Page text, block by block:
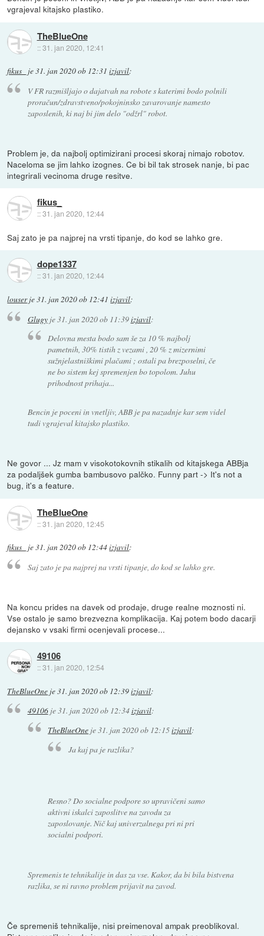
vgrajeval kitajsko plastiko.
TheBlueOne
::31. jan 2020, 12:41
fikus_ je31. jan 2020 ob 12:31 izjavil:
V FR razmišljajo o dajatvah na robote s katerimi bodo polnili
proračun/zdravstveno/pokojninsko zavarovanje namesto
zaposlenih, ki naj bi jim delo "odžrl" robot.
Problem je, da najbolj optimizirani procesi skoraj nimajo robotov.
Naceloma se jim lahko izognes. Ce bi bil tak strosek nanje, bi pac
integrirali vecinoma druge resitve.
fikus_
::31. jan 2020, 12:44
Saj zato je pa najprej na vrsti tipanje, do kod se lahko gre.
dope1337
::31. jan 2020, 12:44
louserje31. jan 2020 ob 12:41 izjavil:
Glugyje31. jan 2020 ob 11:39izjavil:
Delovna mesta bodo sam še za 10 % najbolj
pametnih, 30% tistih z vezami , 20 % z mizernimi
sužnjelastniškimi plačami ; ostali pa brezposelni, če
ne bo sistem kej spremenjen bo topolom. Juhu
prihodnost prihaja...
Bencin je poceni in vnetljiv, ABB je pa nazadnje kar sem videl
tudi vgrajeval kitajsko plastiko.
Ne govor ... Jz mam v visokotokovnih stikalih od kitajskega ABBja
za podaljšek gumba bambusovo palčko. Funny part -> It's not a
bug, it's a feature.
TheBlueOne
::31. jan 2020, 12:45
fikus_ je31. jan 2020 ob 12:44izjavil:
Saj zato je pa najprej na vrsti tipanje, do kod se lahko gre.
Na koncu prides na davek od prodaje, druge realne moznosti ni.
Vse ostalo je samo brezvezna komplikacija. Kaj potem bodo dacarji
dejansko v vsaki firmi ocenjevali procese...
49106
::31. jan 2020, 12:54
TheBlueOne je31. jan 2020 ob 12:39izjavil:
49106je31. jan 2020 ob 12:34izjavil:
TheBlueOne je31. jan 2020 ob 12:15izjavil:
Ja kaj pa je razlika?
Resno? Do socialne podpore so upravičeni samo
aktivni iskalci zaposlitve na zavodu za
zaposlovanje. Nič kaj univerzalnega pri ni pri
socialni podpori.
Spremenis te tehnikalije in das za vse. Kakor, da bi bila bistvena
razlika, se ni ravno problem prijavit na zavod.
Če spremeniš tehnikalije, nisi preimenoval ampak preoblikoval.